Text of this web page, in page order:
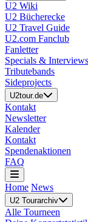
U2 Wiki
U2 Bücherecke
U2 Travel Guide
U2.com Fanclub
Fanletter
Specials & Interviews
Tributebands
Sideprojects
U2tour.de
Kontakt
Newsletter
Kalender
Kontakt
Spendenaktionen
FAQ
Home News
U2 Tourarchiv
Alle Tourneen